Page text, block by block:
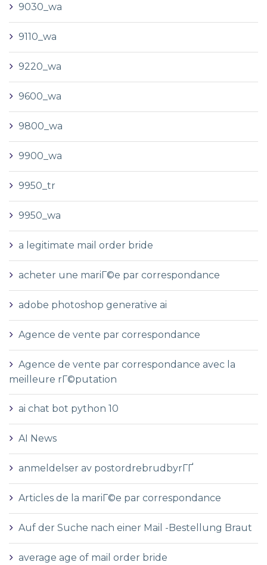
9030_wa
9110_wa
9220_wa
9600_wa
9800_wa
9900_wa
9950_tr
9950_wa
a legitimate mail order bride
acheter une mariГ©e par correspondance
adobe photoshop generative ai
Agence de vente par correspondance
Agence de vente par correspondance avec la
meilleure rГ©putation
ai chat bot python 10
AI News
anmeldelser av postordrebrudbyrГҐ
Articles de la mariГ©e par correspondance
Auf der Suche nach einer Mail -Bestellung Braut
average age of mail order bride